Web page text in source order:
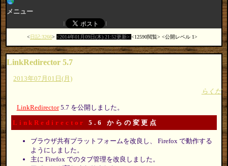
メニュー
日記:3266 2014年01月09日(木) 21:52更新 12590閲覧 公開レベル 1
LinkRedirector 5.7
2013年07月01日(月)
らくだ
LinkRedirector5.7 を公開しました。
LinkRedirector 5.6 からの変更点
ブラウザ共有プラットフォームを改良し、 Firefox で動作する
ようにしました。
主に Firefox でのタブ管理を改良しました。